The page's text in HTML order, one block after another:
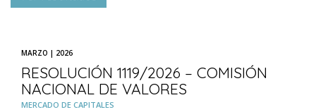
MARZO | 2026
RESOLUCIÓN 1119/2026 – COMISIÓN
NACIONAL DE VALORES
MERCADO DE CAPITALES